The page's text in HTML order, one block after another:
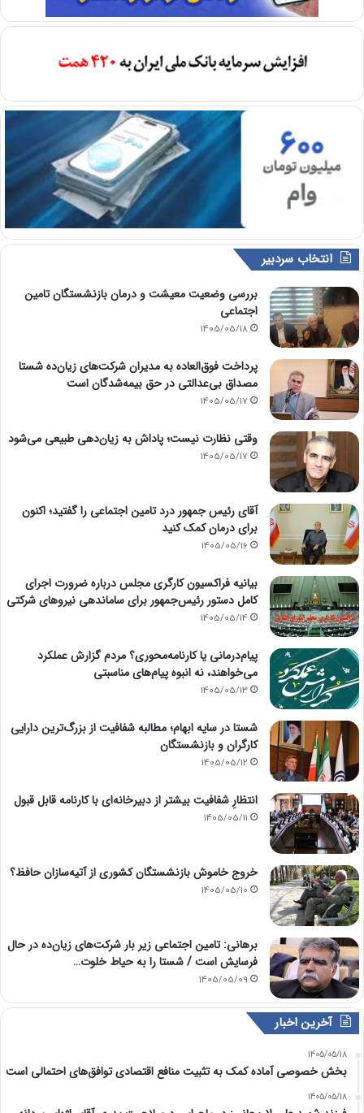
انتخاب سردبیر
بررسی وضعیت معیشت و درمان بازنشستگان تامین
اجتماعی
1405/05/18
پرداخت فوق‌العاده به مدیران شرکت‌های زیان‌ده شستا
مصداق بی‌عدالتی در حق بیمه‌شدگان است
1405/05/17
وقتی نظارت نیست؛ پاداش به زیان‌دهی طبیعی می‌شود
1405/05/17
آقای رئیس جمهور درد تامین اجتماعی را گفتید؛ اکنون
برای درمان کمک کنید
1405/05/16
بیانیه فراکسیون کارگری مجلس درباره ضرورت اجرای
کامل دستور رئیس‌جمهور برای ساماندهی نیروهای شرکتی
1405/05/14
پیام‌درمانی یا کارنامه‌محوری؟ مردم گزارش عملکرد
می‌خواهند، نه انبوه پیام‌های مناسبتی
1405/05/13
شستا در سایه ابهام؛ مطالبه شفافیت از بزرگ‌ترین دارایی
کارگران و بازنشستگان
1405/05/12
انتظارِ شفافیت بیشتر از دبیرخانه‌ای با کارنامه قابل قبول
1405/05/11
خروج خاموش بازنشستگان کشوری از آتیه‌سازان حافظ؟
1405/05/10
برهانی: تامین اجتماعی زیر بار شرکت‌های زیان‌ده در حال
فرسایش است / شستا را به حیاط خلوت…
1405/05/09
آخرین اخبار
1405/05/18
بخش خصوصی آماده کمک به تثبیت منافع اقتصادی توافق‌های احتمالی است
1405/05/18